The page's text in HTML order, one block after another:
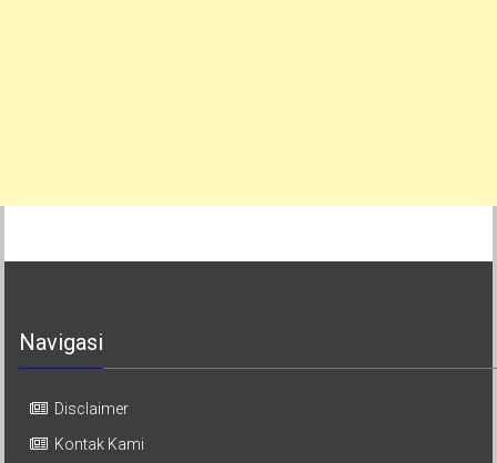
Navigasi
Disclaimer
Kontak Kami